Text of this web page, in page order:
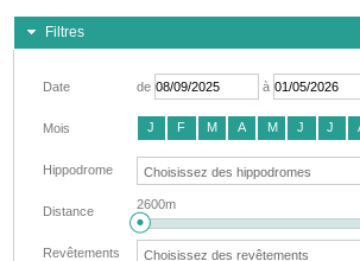
Filtres
Date de à
Mois J F M A M J J
Hippodrome
Distance 2600m
Revêtements